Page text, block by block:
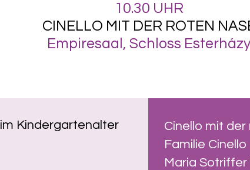
10.30 UHR
CINELLO MIT DER ROTEN
Empiresaal, Schloss Esterházy
Kindergartenalter
Cinello mit
Familie Cinello
Maria